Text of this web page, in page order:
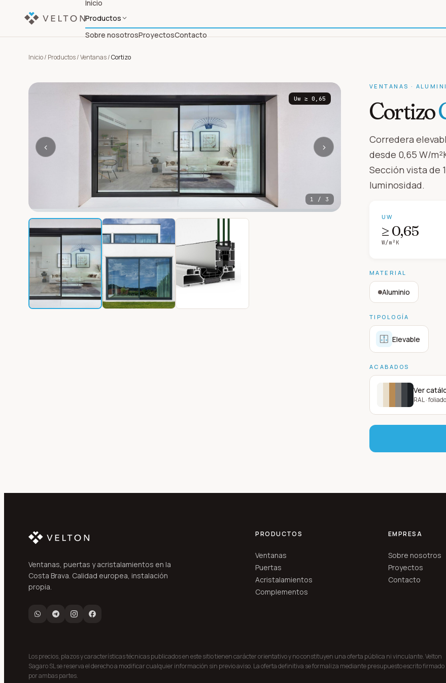
Inicio
Productos
Sobre nosotrosProyectosContacto
Inicio/ Productos/Ventanas/Cortizo
‹ ›
1 / 3
Uw ≥ 0,65
VENTANAS ·
Cortizo
Corredera
desde 0,65 W/
Sección vista de
luminosidad.
UW
≥ 0,65
W/m²K
MATERIAL
Aluminio
TIPOLOGÍA
Elevable
ACABADOS
Ver
RAL ·
Ventanas, puertas y acristalamientos en la
Costa Brava. Calidad europea, instalación
propia.
PRODUCTOS
Ventanas
Puertas
Acristalamientos
Complementos
EMPRESA
Sobre nosotros
Proyectos
Contacto
Los precios, plazos y características técnicas publicados en este sitio tienen carácter orientativo y no constituyen una oferta pública ni vinculante. Velton
Sagaro SL se reserva el derecho a modificar cualquier información sin previo aviso. La oferta definitiva se formaliza mediante presupuesto escrito firmado
por ambas partes.